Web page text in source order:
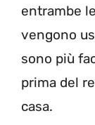
entrambe
vengono
sono più
prima del
casa.